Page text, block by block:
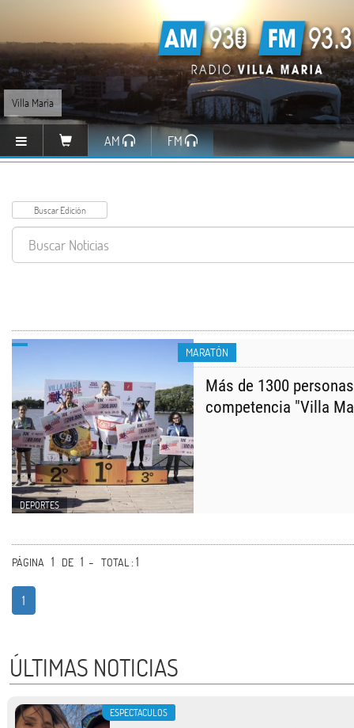
Villa María
AM FM
MARATÓN
DEPORTES
Más de 1300
competencia "Villa
PÁGINA 1 DE 1 - TOTAL: 1
1
ÚLTIMAS NOTICIAS
ESPECTACULOS